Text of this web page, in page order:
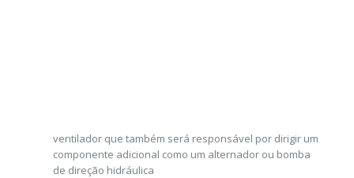
ventilador que também será responsável por dirigir um
componente adicional como um alternador ou bomba
de direção hidráulica